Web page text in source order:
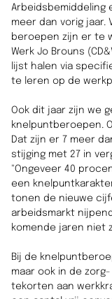
Arbeidsbemiddeling
meer dan vorig jaar.
beroepen zijn er te
Werk Jo Brouns
lijst halen via
te leren op de
Ook dit jaar zijn we
knelpuntberoepen.
Dat zijn er 7 meer
stijging met 27 in
"Ongeveer 40
een
tonen de nieuwe
arbeidsmarkt
komende jaren niet
Bij de
maar ook in de
tekorten aan